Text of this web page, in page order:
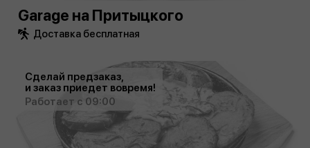
Garage на Притыцкого
Доставка бесплатная
Сделай предзаказ,
и заказ приедет вовремя!
Работает с 09:00